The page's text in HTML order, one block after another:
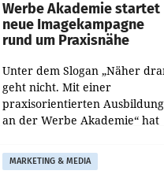
Politiker Österreichs die
Werbe Akademie startet
neue Imagekampagne
rund um Praxisnähe
Unter dem Slogan „Näher
geht nicht. Mit einer
praxisorientierten Ausbildung
an der Werbe Akademie“ hat
WIFI Wien eine neue
Imagekampagne gestartet.
MARKETING & MEDIA